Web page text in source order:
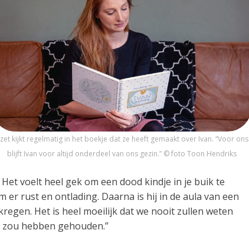
kijkt regelmatig in het boekje dat ze heeft gemaakt over Ivan. “Voor ons
blijft Ivan voor altijd onderdeel van ons gezin.” © foto Toon Hendriks
voelt heel gek om een dood kindje in je buik te
er rust en ontlading. Daarna is hij in de aula van een
Het is heel moeilijk dat we nooit zullen weten
hebben gehouden.”